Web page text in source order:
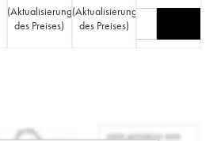
(Aktualisierung
des Preises)
(Aktualisierung
des Preises)